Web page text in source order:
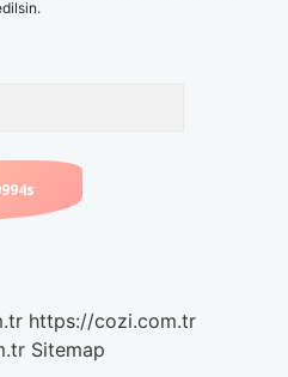
https://cozi.com.tr
Sitemap